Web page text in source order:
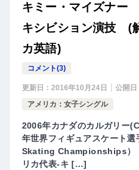
キミー・マイズナ
キシビション演技 (
カ英語)
コメント(3)
更新日： 2016年10月24日 公開日
アメリカ：女子シングル
2006年カナダのカルガリー
年世界フィギュアスケート
Skating Championships）
リカ代表-キ […]